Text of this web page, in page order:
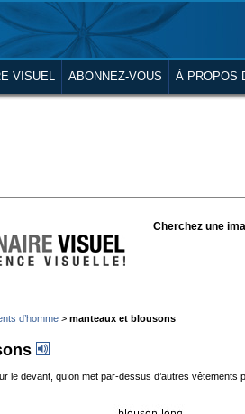
VISUEL ABONNEZ-VOUS À PROPOS
Cherchez une
d’homme > manteaux et blousons
le devant, qu’on met par-dessus d’autres